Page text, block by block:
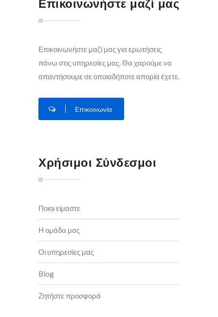
Επικοινωνήστε μαζί μας
Επικοινωνήστε μαζί μας για ερωτήσεις
πάνω στις υπηρεσίες μας. Θα χαρούμε να
απαντήσουμε σε οποιαδήποτε απορία έχετε.
Επικοινωνία
Χρήσιμοι Σύνδεσμοι
Ποιοι είμαστε
Η ομάδα μας
Οι υπηρεσίες μας
Blog
Ζητήστε προσφορά